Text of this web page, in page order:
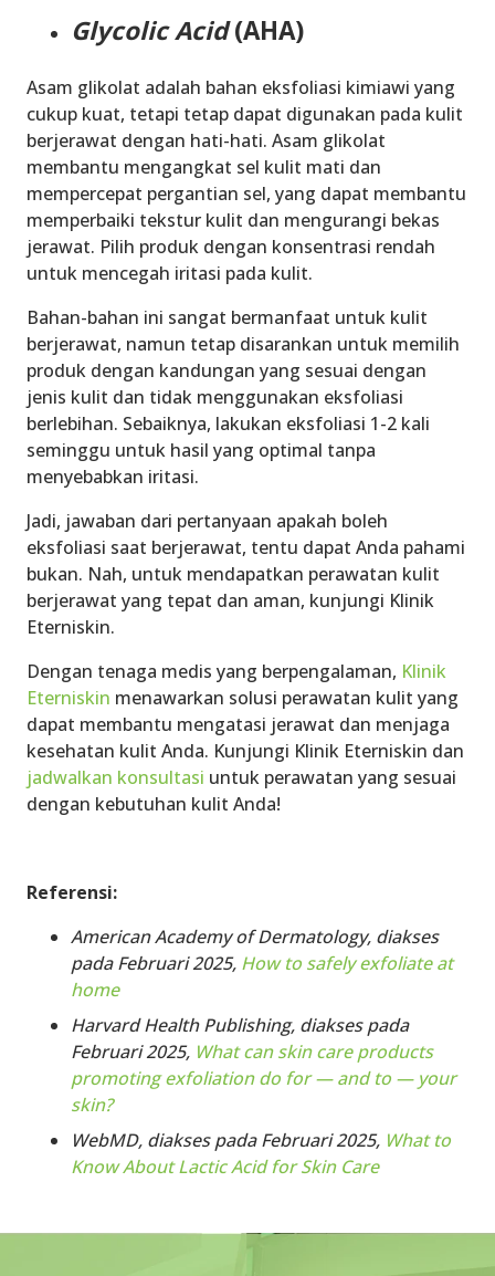
Glycolic Acid(AHA)
Asam glikolat adalah bahan eksfoliasi kimiawi yang
cukup kuat, tetapi tetap dapat digunakan pada kulit
berjerawat dengan hati-hati. Asam glikolat
membantu mengangkat sel kulit mati dan
mempercepat pergantian sel, yang dapat membantu
memperbaiki tekstur kulit dan mengurangi bekas
jerawat. Pilih produk dengan konsentrasi rendah
untuk mencegah iritasi pada kulit.
Bahan-bahan ini sangat bermanfaat untuk kulit
berjerawat, namun tetap disarankan untuk memilih
produk dengan kandungan yang sesuai dengan
jenis kulit dan tidak menggunakan eksfoliasi
berlebihan. Sebaiknya, lakukan eksfoliasi 1-2 kali
seminggu untuk hasil yang optimal tanpa
menyebabkan iritasi.
Jadi, jawaban dari pertanyaan apakah boleh
eksfoliasi saat berjerawat, tentu dapat Anda pahami
bukan. Nah, untuk mendapatkan perawatan kulit
berjerawat yang tepat dan aman, kunjungi Klinik
Eterniskin.
Dengan tenaga medis yang berpengalaman, Klinik
Eterniskin menawarkan solusi perawatan kulit yang
dapat membantu mengatasi jerawat dan menjaga
kesehatan kulit Anda. Kunjungi Klinik Eterniskin dan
jadwalkan konsultasi untuk perawatan yang sesuai
dengan kebutuhan kulit Anda!
Referensi:
American Academy of Dermatology, diakses
pada Februari 2025, How to safely exfoliate at
home
Harvard Health Publishing, diakses pada
Februari 2025, What can skin care products
promoting exfoliation do for — and to — your
skin?
WebMD, diakses pada Februari 2025, What to
Know About Lactic Acid for Skin Care